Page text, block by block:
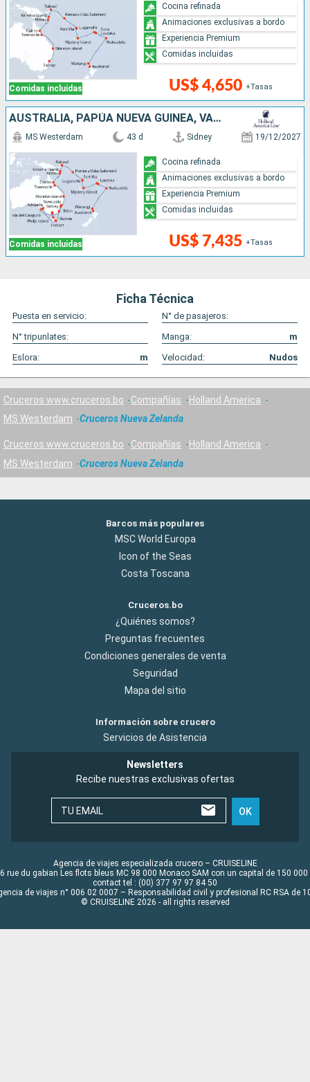
Comidas incluidas US$ 4,650 +Tasas
Cocina refinada
Animaciones exclusivas a bordo
Experiencia Premium
Comidas incluidas
AUSTRALIA, PAPÚA NUEVA GUINEA, VANUATU, FIDJI (ISLAS), TONGA, NUEVA ZELANDA
Comidas incluidas
MS Westerdam 43 d Sidney 19/12/2027
US$ 7,435 +Tasas
Cocina refinada
Animaciones exclusivas a bordo
Experiencia Premium
Comidas incluidas
Ficha Técnica
Puesta en servicio:
N° de pasajeros:
N° tripunlates:
Manga:
m
Eslora:
m Velocidad: Nudos
Cruceros www.cruceros.bo Compañías
Holland America
MS Westerdam
Cruceros Nueva Zelanda
Cruceros www.cruceros.bo Compañías
Holland America
MS Westerdam
Cruceros Nueva Zelanda
Barcos más populares
MSC World Europa
Icon of the Seas
Costa Toscana
Cruceros.bo
¿Quiénes somos?
Preguntas frecuentes
Condiciones generales de venta
Seguridad
Mapa del sitio
Información sobre crucero
Servicios de Asistencia
Newsletters
Recibe nuestras exclusivas ofertas
TU EMAIL OK
Agencia de viajes especializada crucero – CRUISELINE
rue du gabian Les flots bleus MC 98 000 Monaco SAM con un capital de 150 000
contact tel : (00) 377 97 97 84 50
de viajes n° 006 02 0007 – Responsabilidad civil y profesional RC RSA de
© CRUISELINE 2026 - all rights reserved